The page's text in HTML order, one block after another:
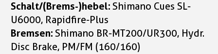
Schalt/(Brems-)hebel:Shimano Cues SL-
U6000, Rapidfire-Plus
Bremsen:Shimano BR-MT200/UR300, Hydr.
Disc Brake, PM/FM (160/160)